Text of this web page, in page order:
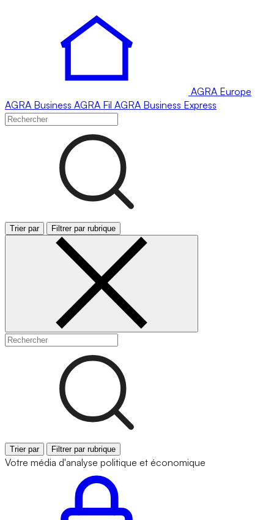
AGRA Europe
AGRA Business AGRA Fil AGRA Business Express
Trier par Filtrer par rubrique
Trier par Filtrer par rubrique
Votre média d'analyse politique et économique